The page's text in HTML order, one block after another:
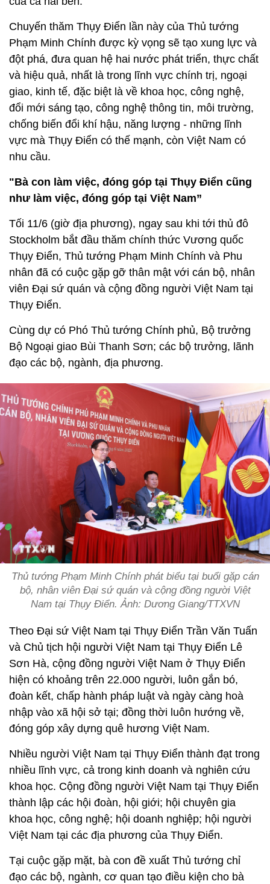
Chuyến thăm Thụy Điển lần này của Thủ tướng
Phạm Minh Chính được kỳ vọng sẽ tạo xung lực và
đột phá, đưa quan hệ hai nước phát triển, thực chất
và hiệu quả, nhất là trong lĩnh vực chính trị, ngoại
giao, kinh tế, đặc biệt là về khoa học, công nghệ,
đổi mới sáng tạo, công nghệ thông tin, môi trường,
chống biến đổi khí hậu, năng lượng - những lĩnh
vực mà Thụy Điển có thế mạnh, còn Việt Nam có
nhu cầu.
"Bà con làm việc, đóng góp tại Thụy Điển cũng
như làm việc, đóng góp tại Việt Nam”
Tối 11/6 (giờ địa phương), ngay sau khi tới thủ đô
Stockholm bắt đầu thăm chính thức Vương quốc
Thụy Điển, Thủ tướng Phạm Minh Chính và Phu
nhân đã có cuộc gặp gỡ thân mật với cán bộ, nhân
viên Đại sứ quán và cộng đồng người Việt Nam tại
Thụy Điển.
Cùng dự có Phó Thủ tướng Chính phủ, Bộ trưởng
Bộ Ngoại giao Bùi Thanh Sơn; các bộ trưởng, lãnh
đạo các bộ, ngành, địa phương.
Thủ tướng Phạm Minh Chính phát biểu tại buổi gặp cán
bộ, nhân viên Đại sứ quán và cộng đồng người Việt
Nam tại Thụy Điển. Ảnh: Dương Giang/TTXVN
Theo Đại sứ Việt Nam tại Thụy Điển Trần Văn Tuấn
và Chủ tịch hội người Việt Nam tại Thụy Điển Lê
Sơn Hà, cộng đồng người Việt Nam ở Thụy Điển
hiện có khoảng trên 22.000 người, luôn gắn bó,
đoàn kết, chấp hành pháp luật và ngày càng hoà
nhập vào xã hội sở tại; đồng thời luôn hướng về,
đóng góp xây dựng quê hương Việt Nam.
Nhiều người Việt Nam tại Thụy Điển thành đạt trong
nhiều lĩnh vực, cả trong kinh doanh và nghiên cứu
khoa học. Cộng đồng người Việt Nam tại Thụy Điển
thành lập các hội đoàn, hội giới; hội chuyên gia
khoa học, công nghệ; hội doanh nghiệp; hội người
Việt Nam tại các địa phương của Thụy Điển.
Tại cuộc gặp mặt, bà con đề xuất Thủ tướng chỉ
đạo các bộ, ngành, cơ quan tạo điều kiện cho bà